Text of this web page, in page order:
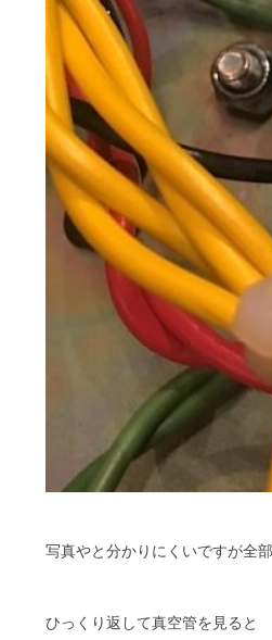
写真やと分かりにくいですが全
ひっくり返して真空管を見ると